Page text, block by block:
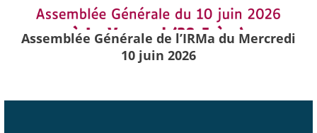
Assemblée Générale de l’IRMa du Mercredi
10 juin 2026